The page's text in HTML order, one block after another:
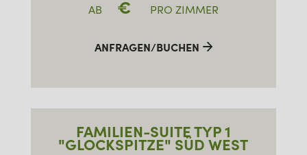
AB € PRO ZIMMER
ANFRAGEN/BUCHEN
FAMILIEN-SUITE TYP 1
"GLOCKSPITZE" SÜD WEST